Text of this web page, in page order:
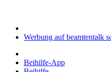
Werbung auf beamtentalk
Beihilfe-App